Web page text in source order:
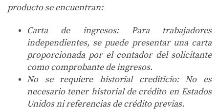
producto se encuentran:
Carta de ingresos: Para trabajadores
independientes, se puede presentar una carta
proporcionada por el contador del solicitante
como comprobante de ingresos.
No se requiere historial crediticio: No es
necesario tener historial de crédito en Estados
Unidos ni referencias de crédito previas.